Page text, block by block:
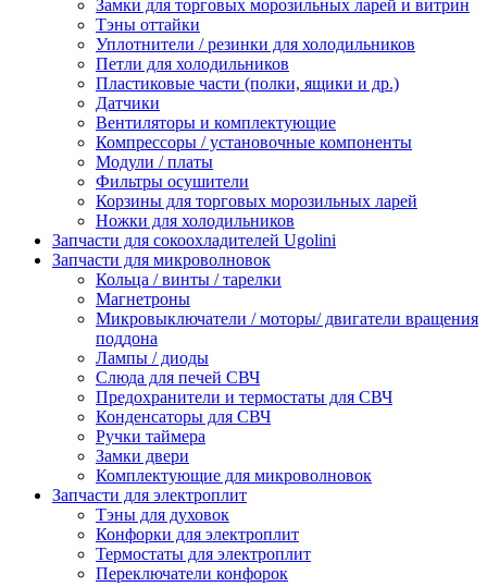
Замки для торговых морозильных ларей и витрин
Тэны оттайки
Уплотнители / резинки для холодильников
Петли для холодильников
Пластиковые части (полки, ящики и др.)
Датчики
Вентиляторы и комплектующие
Компрессоры / установочные компоненты
Модули / платы
Фильтры осушители
Корзины для торговых морозильных ларей
Ножки для холодильников
Запчасти для сокоохладителей Ugolini
Запчасти для микроволновок
Кольца / винты / тарелки
Магнетроны
Микровыключатели / моторы/ двигатели вращения
поддона
Лампы / диоды
Слюда для печей СВЧ
Предохранители и термостаты для СВЧ
Конденсаторы для СВЧ
Ручки таймера
Замки двери
Комплектующие для микроволновок
Запчасти для электроплит
Тэны для духовок
Конфорки для электроплит
Термостаты для электроплит
Переключатели конфорок